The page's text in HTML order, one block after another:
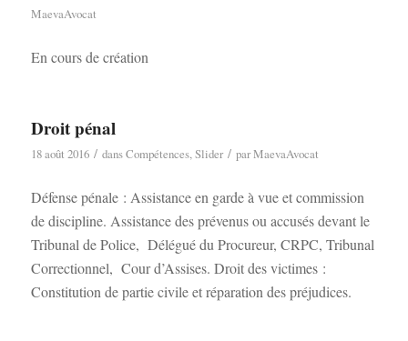
MaevaAvocat
En cours de création
Droit pénal
18 août 2016 / dansCompétences,Slider / parMaevaAvocat
Défense pénale : Assistance en garde à vue et commission
de discipline. Assistance des prévenus ou accusés devant le
Tribunal de Police, Délégué du Procureur, CRPC, Tribunal
Correctionnel, Cour d’Assises. Droit des victimes :
Constitution de partie civile et réparation des préjudices.